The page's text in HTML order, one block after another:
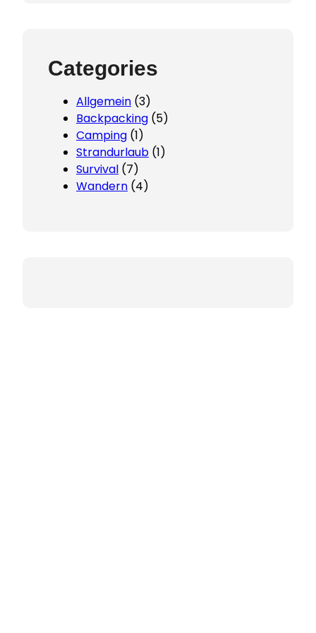
Categories
Allgemein (3)
Backpacking (5)
Camping (1)
Strandurlaub (1)
Survival (7)
Wandern (4)